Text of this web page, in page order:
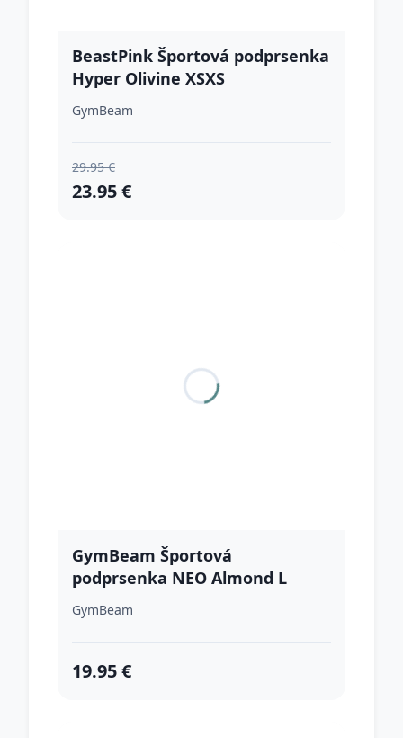
BeastPink Športová podprsenka
Hyper Olivine XSXS
GymBeam
29.95 €
23.95 €
GymBeam Športová
podprsenka NEO Almond L
GymBeam
19.95 €